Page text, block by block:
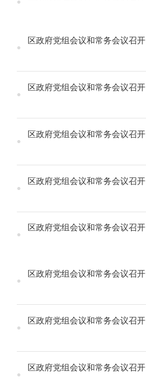
区政府党组会议和常务会议召开
区政府党组会议和常务会议召开
区政府党组会议和常务会议召开
区政府党组会议和常务会议召开
区政府党组会议和常务会议召开
区政府党组会议和常务会议召开
区政府党组会议和常务会议召开
区政府党组会议和常务会议召开